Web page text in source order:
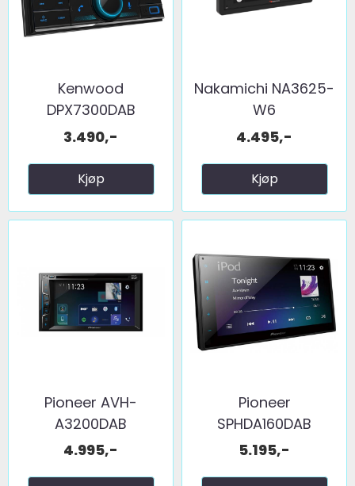
Kenwood
DPX7300DAB
3.490,-
Kjøp
Nakamichi NA3625-
W6
4.495,-
Kjøp
Pioneer AVH-
A3200DAB
4.995,-
Pioneer
SPHDA160DAB
5.195,-